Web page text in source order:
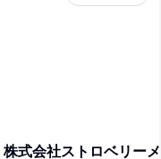
株式会社ストロベリー